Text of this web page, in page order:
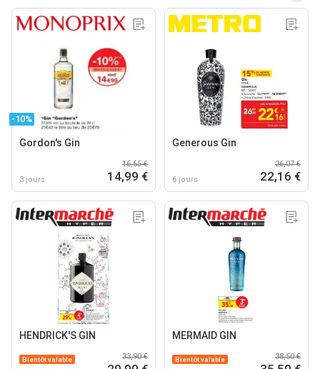
-10%
Gordon's Gin
3 jours
16,65 €
14,99 €
Generous Gin
6 jours
26,07 €
22,16 €
HENDRICK'S GIN
Bientôt valable 33,90 €
MERMAID GIN
Bientôt valable 38,50 €